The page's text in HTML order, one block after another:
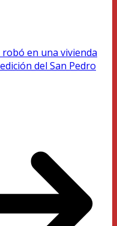
en una vivienda
del San Pedro